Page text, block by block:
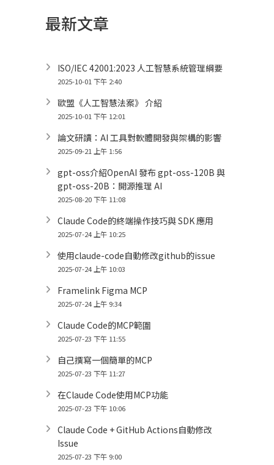
最新文章
ISO/IEC 42001:2023 人工智慧系統管理綱要
2025-10-01 下午 2:40
歐盟《人工智慧法案》 介紹
2025-10-01 下午 12:01
論文研讀：AI 工具對軟體開發與架構的影響
2025-09-21 上午 1:56
gpt-oss介紹OpenAI 發布 gpt-oss-120B 與
gpt-oss-20B：開源推理 AI
2025-08-20 下午 11:08
Claude Code的終端操作技巧與 SDK 應用
2025-07-24 上午 10:25
使用claude-code自動修改github的issue
2025-07-24 上午 10:03
Framelink Figma MCP
2025-07-24 上午 9:34
Claude Code的MCP範圍
2025-07-23 下午 11:55
自己撰寫一個簡單的MCP
2025-07-23 下午 11:27
在Claude Code使用MCP功能
2025-07-23 下午 10:06
Claude Code + GitHub Actions自動修改
Issue
2025-07-23 下午 9:00